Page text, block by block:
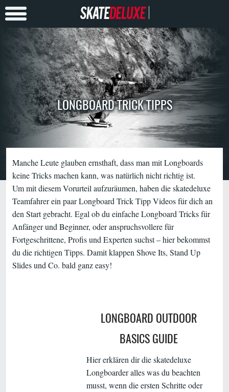
LONGBOARD TRICK TIPPS
Manche Leute glauben ernsthaft, dass man mit Longboards
keine Tricks machen kann, was natürlich nicht richtig ist.
Um mit diesem Vorurteil aufzuräumen, haben die skatedeluxe
Teamfahrer ein paar Longboard Trick Tipp Videos für dich an
den Start gebracht. Egal ob du einfache Longboard Tricks für
Anfänger und Beginner, oder anspruchsvollere für
Fortgeschrittene, Profis und Experten suchst – hier bekommst
du die richtigen Tipps. Damit klappen Shove Its, Stand Up
Slides und Co. bald ganz easy!
LONGBOARD OUTDOOR
BASICS GUIDE
Hier erklären dir die skatedeluxe
Longboarder alles was du beachten
musst, wenn die ersten Schritte oder